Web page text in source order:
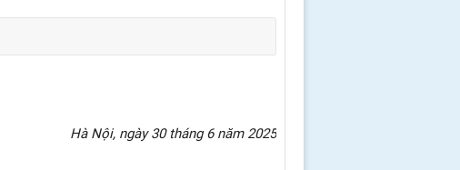
Hà Nội, ngày 30 tháng 6 năm 2025